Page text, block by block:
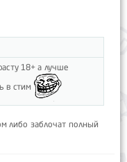
18+ а лучше
в стим
либо заблочат полный